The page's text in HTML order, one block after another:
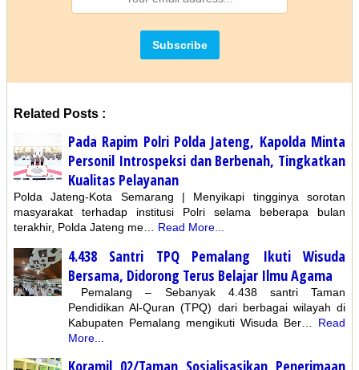
Related Posts :
Pada Rapim Polri Polda Jateng, Kapolda Minta
Personil Introspeksi dan Berbenah, Tingkatkan
Kualitas Pelayanan
Polda Jateng-Kota Semarang | Menyikapi tingginya sorotan
masyarakat terhadap institusi Polri selama beberapa bulan
terakhir, Polda Jateng me… Read More...
4.438 Santri TPQ Pemalang Ikuti Wisuda
Bersama, Didorong Terus Belajar Ilmu Agama
Pemalang – Sebanyak 4.438 santri Taman
Pendidikan Al-Quran (TPQ) dari berbagai wilayah di
Kabupaten Pemalang mengikuti Wisuda Ber…
Read
More...